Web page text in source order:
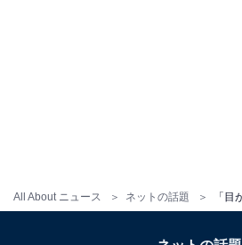
All About ニュース ネットの話題